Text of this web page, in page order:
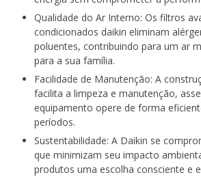
Qualidade do Ar Interno: Os filtros
condicionados daikin eliminam
poluentes, contribuindo para um ar
para a sua família.
Facilidade de Manutenção: A
facilita a limpeza e manutenção,
equipamento opere de forma
períodos.
Sustentabilidade: A Daikin se
que minimizam seu impacto
produtos uma escolha consciente e